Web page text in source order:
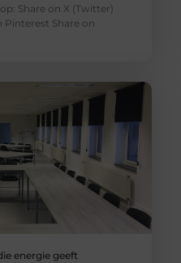
Share on X (Twitter)
Pinterest Share on
energie geeft